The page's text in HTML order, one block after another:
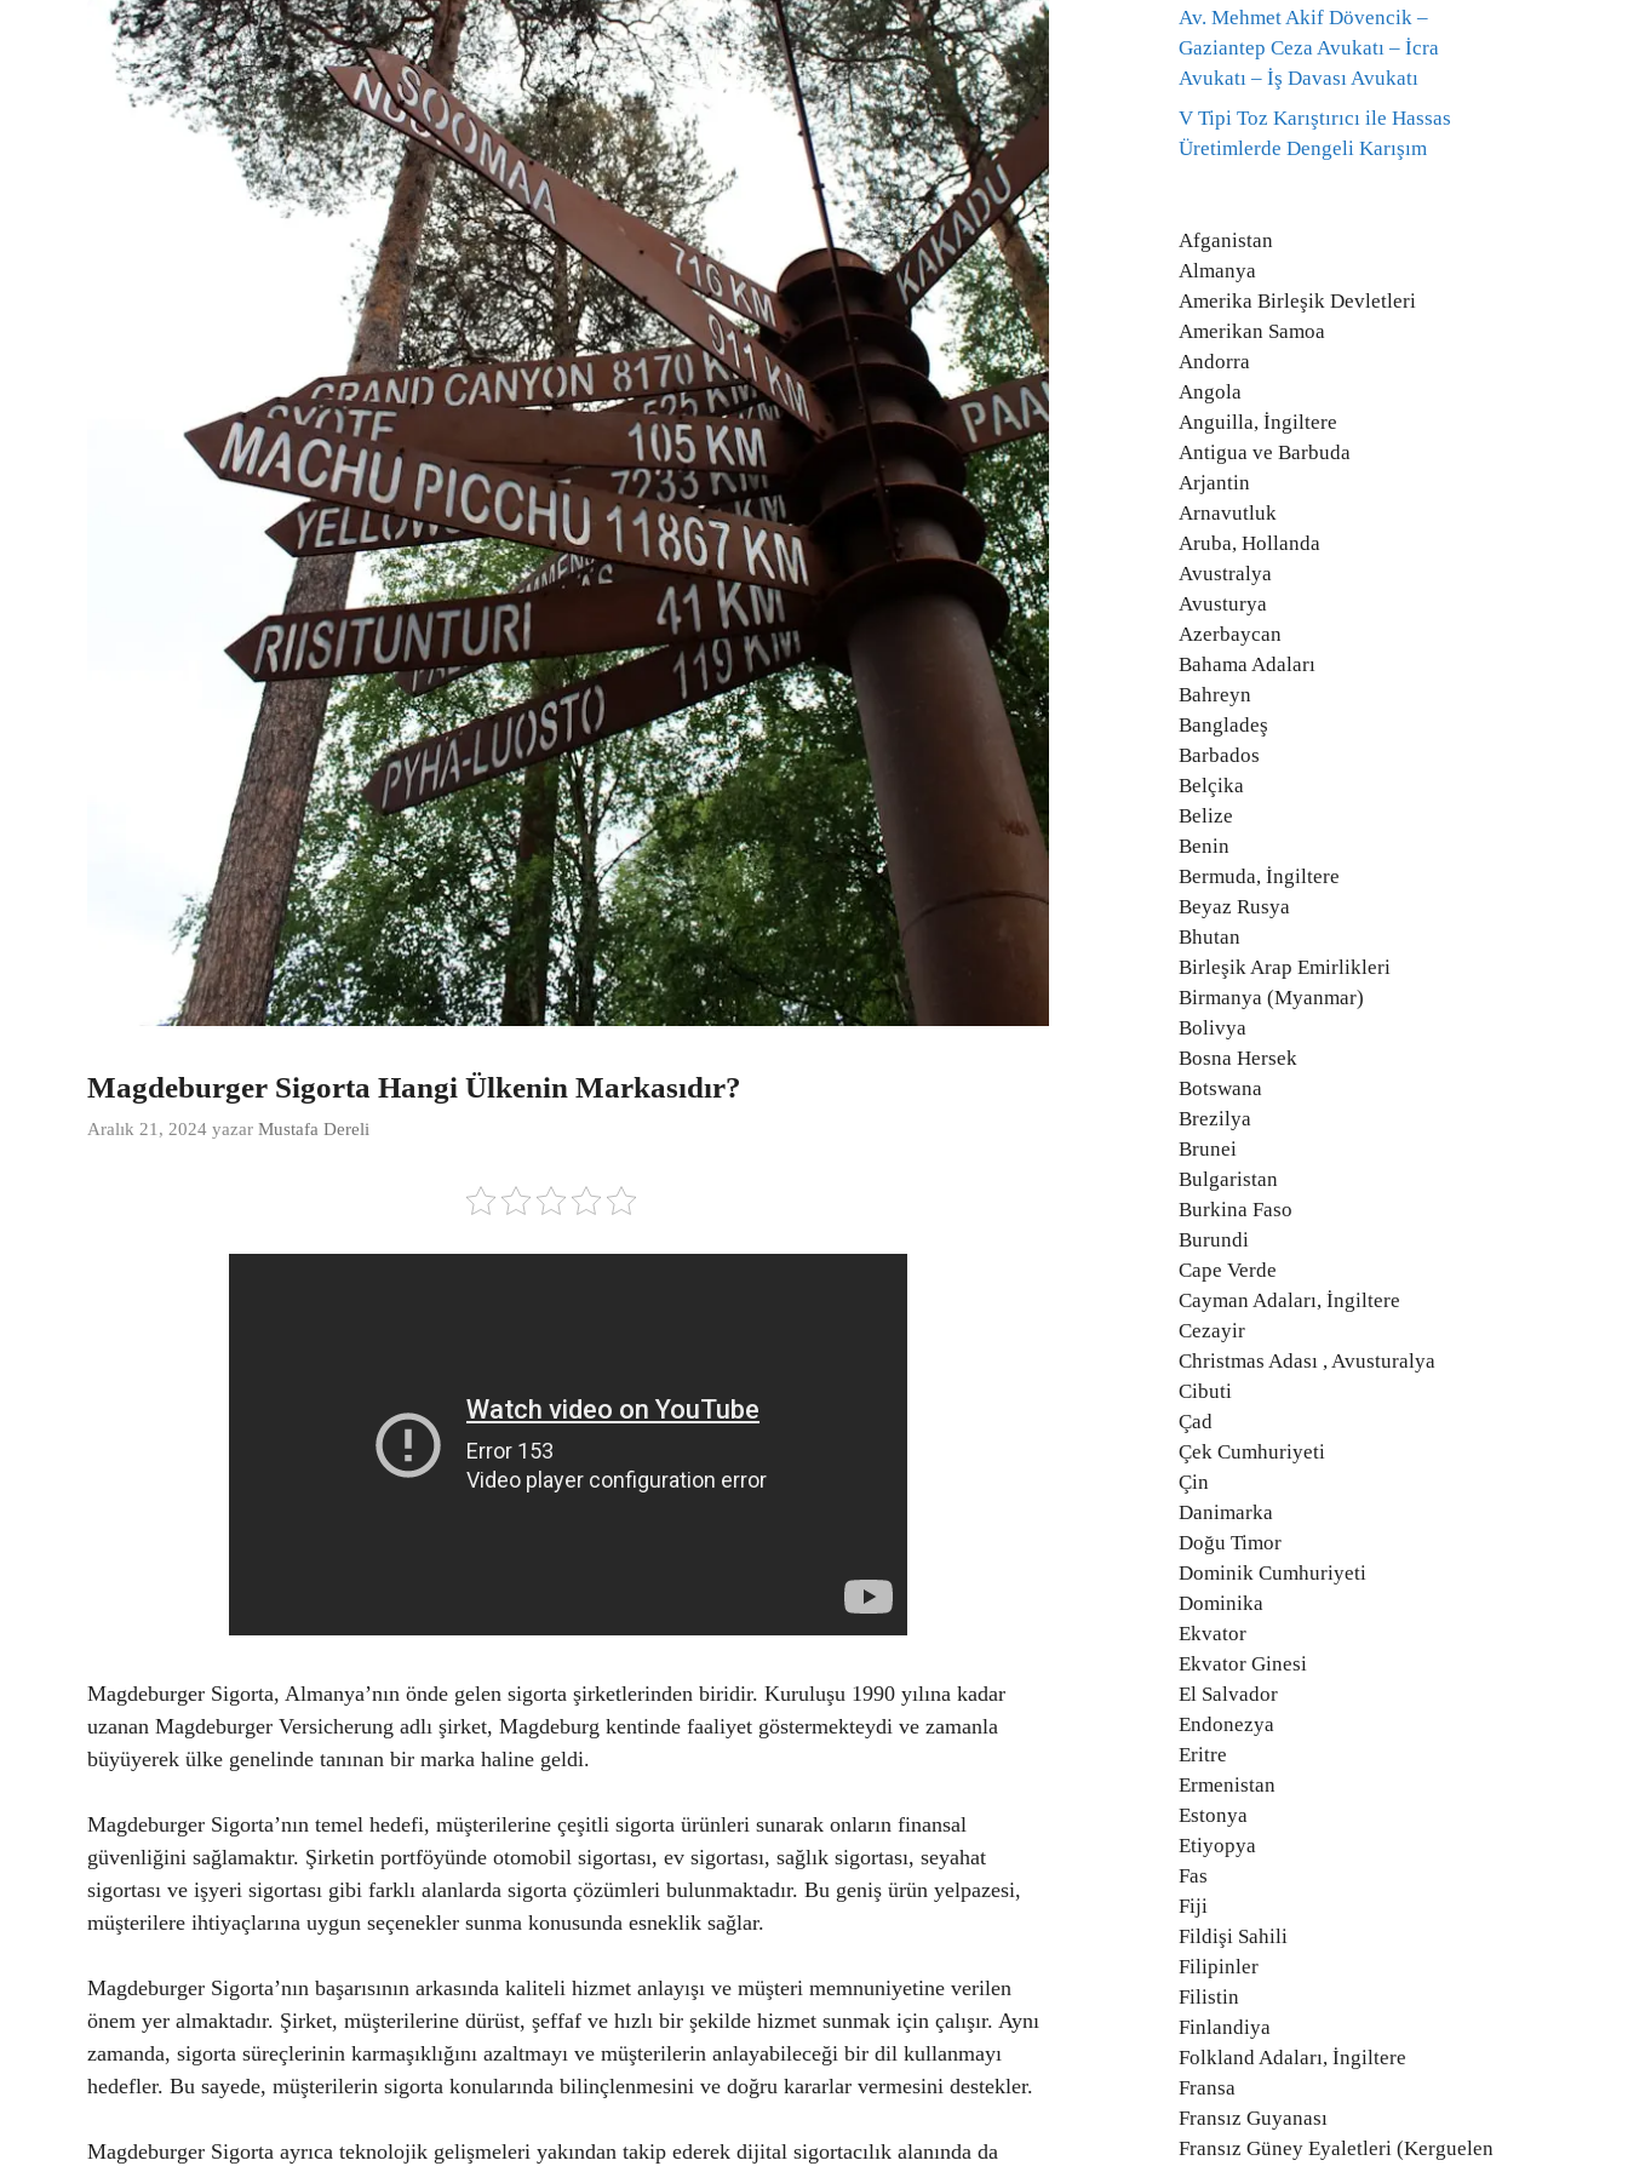
Magdeburger Sigorta Hangi Ülkenin Markasıdır?
Aralık 21, 2024 yazar Mustafa Dereli
Magdeburger Sigorta, Almanya’nın önde gelen sigorta şirketlerinden biridir. Kuruluşu 1990 yılına kadar
uzanan Magdeburger Versicherung adlı şirket, Magdeburg kentinde faaliyet göstermekteydi ve zamanla
büyüyerek ülke genelinde tanınan bir marka haline geldi.
Magdeburger Sigorta’nın temel hedefi, müşterilerine çeşitli sigorta ürünleri sunarak onların finansal
güvenliğini sağlamaktır. Şirketin portföyünde otomobil sigortası, ev sigortası, sağlık sigortası, seyahat
sigortası ve işyeri sigortası gibi farklı alanlarda sigorta çözümleri bulunmaktadır. Bu geniş ürün yelpazesi,
müşterilere ihtiyaçlarına uygun seçenekler sunma konusunda esneklik sağlar.
Magdeburger Sigorta’nın başarısının arkasında kaliteli hizmet anlayışı ve müşteri memnuniyetine verilen
önem yer almaktadır. Şirket, müşterilerine dürüst, şeffaf ve hızlı bir şekilde hizmet sunmak için çalışır. Aynı
zamanda, sigorta süreçlerinin karmaşıklığını azaltmayı ve müşterilerin anlayabileceği bir dil kullanmayı
hedefler. Bu sayede, müşterilerin sigorta konularında bilinçlenmesini ve doğru kararlar vermesini destekler.
Magdeburger Sigorta ayrıca teknolojik gelişmeleri yakından takip ederek dijital sigortacılık alanında da
Av. Mehmet Akif Dövencik –
Gaziantep Ceza Avukatı – İcra
Avukatı – İş Davası Avukatı
V Tipi Toz Karıştırıcı ile Hassas
Üretimlerde Dengeli Karışım
Afganistan
Almanya
Amerika Birleşik Devletleri
Amerikan Samoa
Andorra
Angola
Anguilla, İngiltere
Antigua ve Barbuda
Arjantin
Arnavutluk
Aruba, Hollanda
Avustralya
Avusturya
Azerbaycan
Bahama Adaları
Bahreyn
Bangladeş
Barbados
Belçika
Belize
Benin
Bermuda, İngiltere
Beyaz Rusya
Bhutan
Birleşik Arap Emirlikleri
Birmanya (Myanmar)
Bolivya
Bosna Hersek
Botswana
Brezilya
Brunei
Bulgaristan
Burkina Faso
Burundi
Cape Verde
Cayman Adaları, İngiltere
Cezayir
Christmas Adası , Avusturalya
Cibuti
Çad
Çek Cumhuriyeti
Çin
Danimarka
Doğu Timor
Dominik Cumhuriyeti
Dominika
Ekvator
Ekvator Ginesi
El Salvador
Endonezya
Eritre
Ermenistan
Estonya
Etiyopya
Fas
Fiji
Fildişi Sahili
Filipinler
Filistin
Finlandiya
Folkland Adaları, İngiltere
Fransa
Fransız Guyanası
Fransız Güney Eyaletleri (Kerguelen